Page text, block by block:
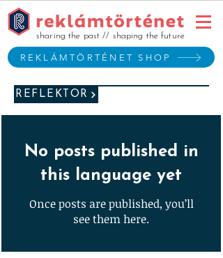
REKLÁMTÖRTÉNET SHOP
sharing the past // shaping the future
REFLEKTOR
No posts published in
this language yet
Once posts are published, you’ll
see them here.